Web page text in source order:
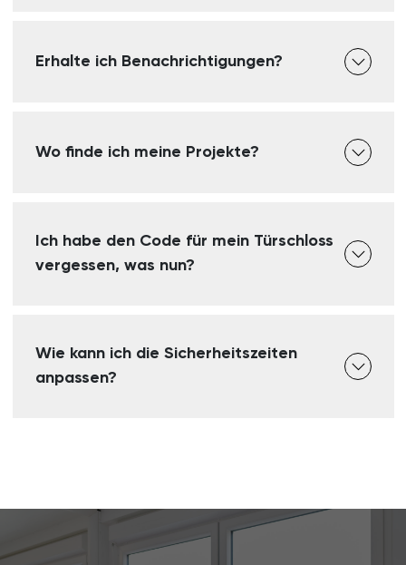
Erhalte ich Benachrichtigungen?
Wo finde ich meine Projekte?
Ich habe den Code für mein Türschloss
vergessen, was nun?
Wie kann ich die Sicherheitszeiten
anpassen?